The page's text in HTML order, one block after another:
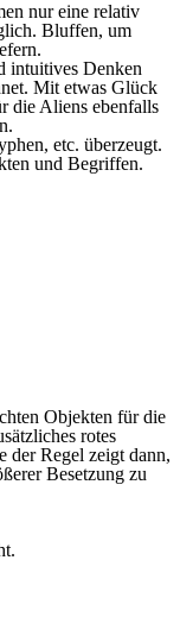
nur eine relativ
Bluffen, um
intuitives Denken
Mit etwas Glück
die Aliens ebenfalls
etc. überzeugt.
und Begriffen.
Objekten für die
rotes
der Regel zeigt dann,
Besetzung zu